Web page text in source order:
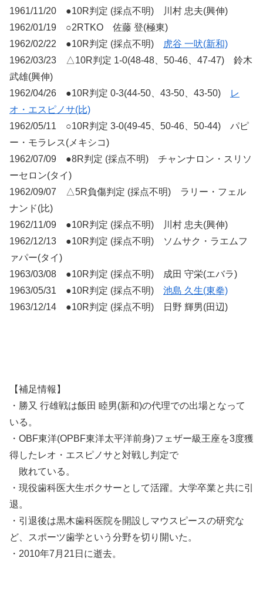
1961/11/20 ●10R判定 (採点不明) 川村 忠夫(興伸)
1962/01/19 ○2RTKO 佐藤 登(極東)
1962/02/22 ●10R判定 (採点不明)
虎谷 一吠(新和)
1962/03/23 △10R判定 1-0(48-48、50-46、47-47) 鈴木
武雄(興伸)
1962/04/26 ●10R判定 0-3(44-50、43-50、43-50)
レ
オ・エスピノサ(比)
1962/05/11 ○10R判定 3-0(49-45、50-46、50-44) パピ
ー・モラレス(メキシコ)
1962/07/09 ●8R判定 (採点不明) チャンナロン・スリソ
ーセロン(タイ)
1962/09/07 △5R負傷判定 (採点不明) ラリー・フェル
ナンド(比)
1962/11/09 ●10R判定 (採点不明) 川村 忠夫(興伸)
1962/12/13 ●10R判定 (採点不明) ソムサク・ラエムフ
ァパー(タイ)
1963/03/08 ●10R判定 (採点不明) 成田 守栄(エバラ)
1963/05/31 ●10R判定 (採点不明) 池島 久生(東拳)
1963/12/14 ●10R判定 (採点不明) 日野 輝男(田辺)
【補足情報】
・勝又 行雄戦は飯田 睦男(新和)の代理での出場となって
いる。
・OBF東洋(OPBF東洋太平洋前身)フェザー級王座を3度獲
得したレオ・エスピノサと対戦し判定で
敗れている。
・現役歯科医大生ボクサーとして活躍。大学卒業と共に引
退。
・引退後は黒木歯科医院を開設しマウスピースの研究な
ど、スポーツ歯学という分野を切り開いた。
・2010年7月21日に逝去。